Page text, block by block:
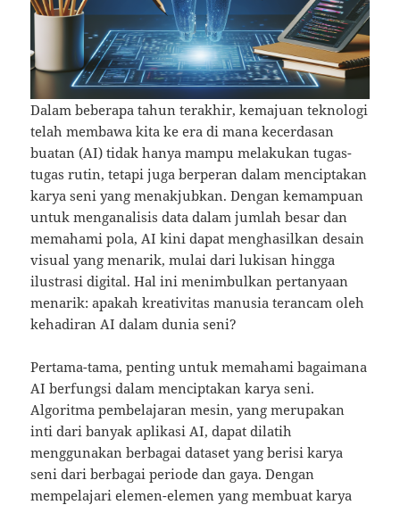
Dalam beberapa tahun terakhir, kemajuan teknologi
telah membawa kita ke era di mana kecerdasan
buatan (AI) tidak hanya mampu melakukan tugas-
tugas rutin, tetapi juga berperan dalam menciptakan
karya seni yang menakjubkan. Dengan kemampuan
untuk menganalisis data dalam jumlah besar dan
memahami pola, AI kini dapat menghasilkan desain
visual yang menarik, mulai dari lukisan hingga
ilustrasi digital. Hal ini menimbulkan pertanyaan
menarik: apakah kreativitas manusia terancam oleh
kehadiran AI dalam dunia seni?
Pertama-tama, penting untuk memahami bagaimana
AI berfungsi dalam menciptakan karya seni.
Algoritma pembelajaran mesin, yang merupakan
inti dari banyak aplikasi AI, dapat dilatih
menggunakan berbagai dataset yang berisi karya
seni dari berbagai periode dan gaya. Dengan
mempelajari elemen-elemen yang membuat karya